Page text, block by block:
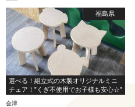
福島県
選べる！組立式の木製オリジナルミニ
チェア！”くぎ不使用でお子様も安心☆”
会津